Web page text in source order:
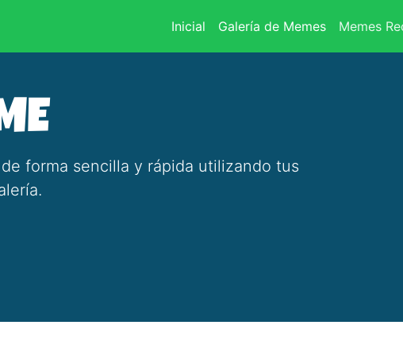
Inicial (current)
Galería de Memes Memes
forma sencilla y rápida utilizando tus